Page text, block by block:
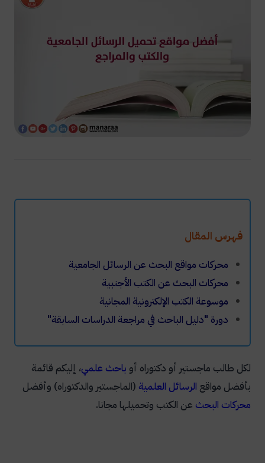
فهرس المقال
محركات مواقع البحث عن الرسائل الجامعية
محركات البحث عن الكتب الأجنبية
موسوعة الكتب الإلكترونية المجانية
دورة "دليل الباحث في مراجعة الدراسات السابقة"
لكل طالب ماجستير أو دكتوراه أو باحث علمي، إليكم قائمة
بأفضل مواقع الرسائل العلمية (الماجستير والدكتوراه) وأفضل
محركات البحث عن الكتب وتحميلها مجانا.